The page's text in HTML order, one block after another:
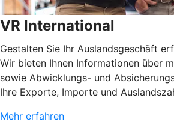
VR International
Gestalten Sie Ihr Auslandsgeschäft
Wir bieten Ihnen Informationen über
sowie Abwicklungs- und
Ihre Exporte, Importe und
Mehr erfahren